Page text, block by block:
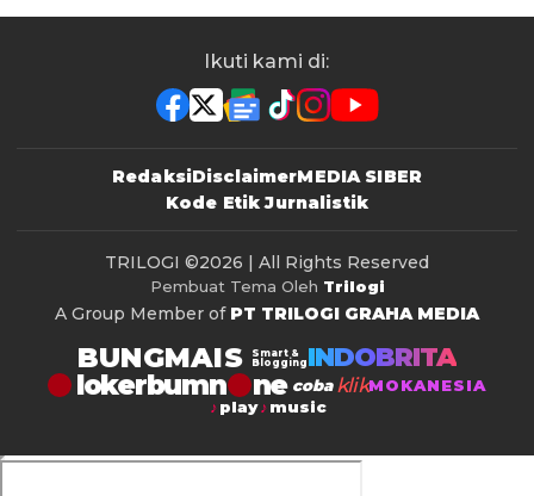
Ikuti kami di:
RedaksiDisclaimerMEDIA SIBER
Kode Etik Jurnalistik
TRILOGI ©2026 | All Rights Reserved
Pembuat Tema Oleh Trilogi
A Group Member of PT TRILOGI GRAHA MEDIA
BUNGMAIS
Smart &
Blogging INDOBRITA
lokerbumn coba klikMOKANESIA
play
music